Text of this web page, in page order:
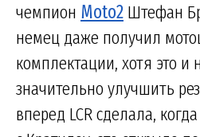
чемпион Moto2 Штефан
немец даже получил
комплектации, хотя это и
значительно улучшить
вперед LCR сделала,